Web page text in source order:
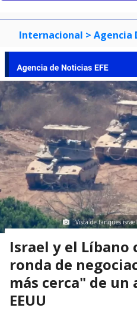
Internacional > Agencia
Vista de tanques
Israel y el Líbano
ronda de
más cerca" de un
EEUU